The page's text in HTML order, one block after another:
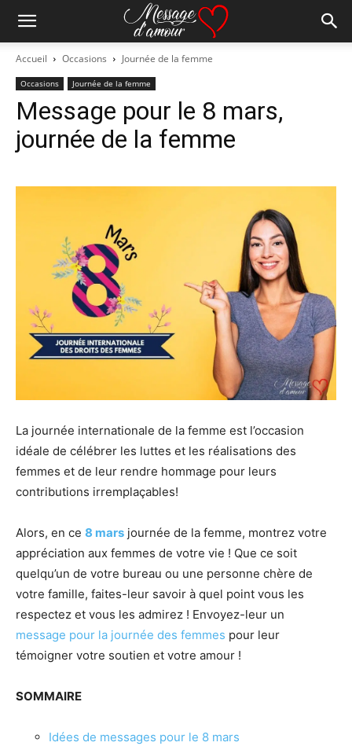
Accueil Occasions Journée de la femme
Occasions Journée de la femme
Message pour le 8 mars,
journée de la femme
La journée internationale de la femme est l’occasion
idéale de célébrer les luttes et les réalisations des
femmes et de leur rendre hommage pour leurs
contributions irremplaçables!
Alors, en ce 8 mars journée de la femme, montrez votre
appréciation aux femmes de votre vie ! Que ce soit
quelqu’un de votre bureau ou une personne chère de
votre famille, faites-leur savoir à quel point vous les
respectez et vous les admirez ! Envoyez-leur un
message pour la journée des femmes pour leur
témoigner votre soutien et votre amour !
SOMMAIRE
Idées de messages pour le 8 mars